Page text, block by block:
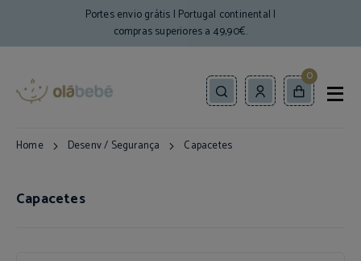
Portes envio grátis | Portugal continental |
compras superiores a 49,90€.
0
Home Desenv / Segurança Capacetes
Capacetes